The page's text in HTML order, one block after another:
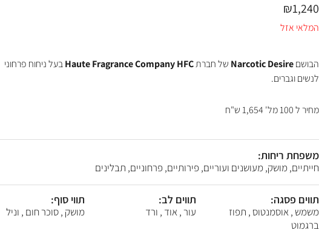
לְחַץ
Control-
F11
הָאֲתָר
לְעִוְורִים
הַמִּשְׁתַּמְּשִׁים
קוֹרֵא־מָסָךְ;
F10
לִפְתִיחַת
תַּפְרִיט
₪1,240
המלאי אזל
הבושםNarcotic Desire של חברתHaute Fragrance Company HFCבעל ניחוח פרחוני
לנשים וגברים.
מחיר ל 100 מל' 1,654 ש"ח
משפחת ריחות:
חייתיים, מושק, מעושנים ועוריים, פירותיים, פרחוניים, תבלינים
תווים פסגה:
משמש , אוסמנטוס , תפוז
ברגמוט
תווים לב:
עור , אוד , ורד
תווי סוף:
מושק , סוכר חום , וניל